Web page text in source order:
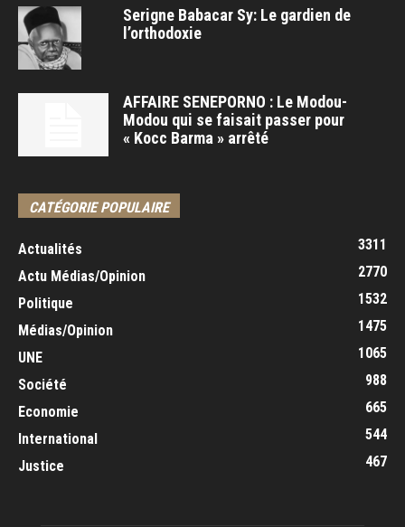
Serigne Babacar Sy: Le gardien de
l’orthodoxie
AFFAIRE SENEPORNO : Le Modou-
Modou qui se faisait passer pour
« Kocc Barma » arrêté
CATÉGORIE POPULAIRE
Actualités
3311
Actu Médias/Opinion
2770
Politique
1532
Médias/Opinion
1475
UNE
1065
Société
988
Economie
665
International
544
Justice
467